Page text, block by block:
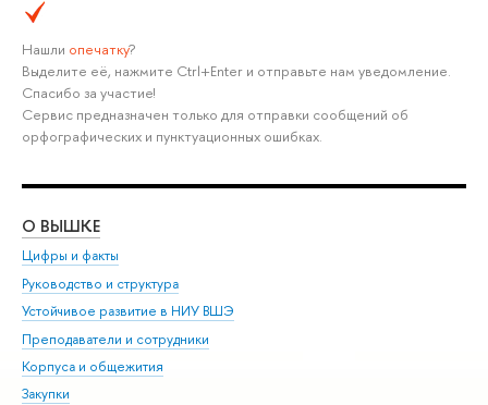
Нашли опечатку?
Выделите её, нажмите Ctrl+Enter и отправьте нам уведомление.
Спасибо за участие!
Сервис предназначен только для отправки сообщений об
орфографических и пунктуационных ошибках.
О ВЫШКЕ
Цифры и факты
Руководство и структура
Устойчивое развитие в НИУ ВШЭ
Преподаватели и сотрудники
Корпуса и общежития
Закупки